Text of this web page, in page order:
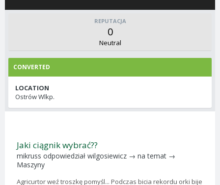
REPUTACJA
0
Neutral
CONVERTED
LOCATION
Ostrów Wlkp.
Jaki ciągnik wybrać??
mikruss odpowiedział wilgosiewicz → na temat →
Maszyny
Agricurtor weź troszkę pomyśl... Podczas bicia rekordu orki bije